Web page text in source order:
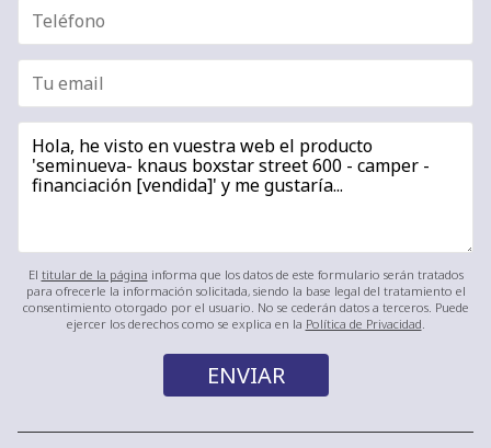
El titular de la página informa que los datos de este formulario serán tratados
para ofrecerle la información solicitada, siendo la base legal del tratamiento el
consentimiento otorgado por el usuario. No se cederán datos a terceros. Puede
ejercer los derechos como se explica en la Política de Privacidad.